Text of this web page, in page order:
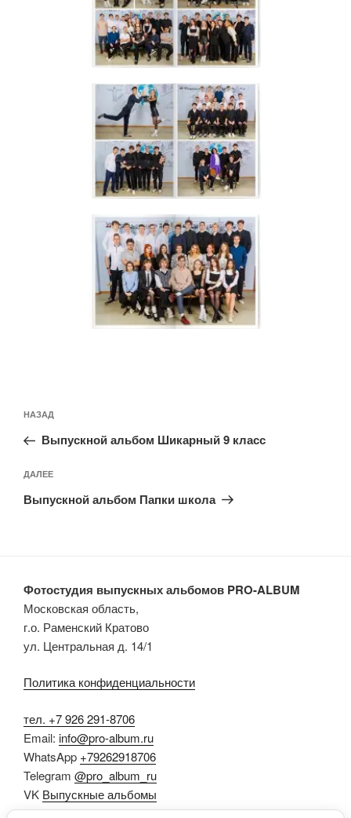
по
записям
Предыдущая
запись:
НАЗАД
Выпускной альбом Шикарный 9 класс
Следующая
запись
ДАЛЕЕ
Выпускной альбом Папки школа
Фотостудия выпускных альбомов PRO-ALBUM
Московская область,
г.о. Раменский Кратово
ул. Центральная д. 14/1
Политика конфиденциальности
тел. +7 926 291-8706
Email: info@pro-album.ru
WhatsApp +79262918706
Telegram @pro_album_ru
VK Выпускные альбомы
DzenВыпускные альбомы